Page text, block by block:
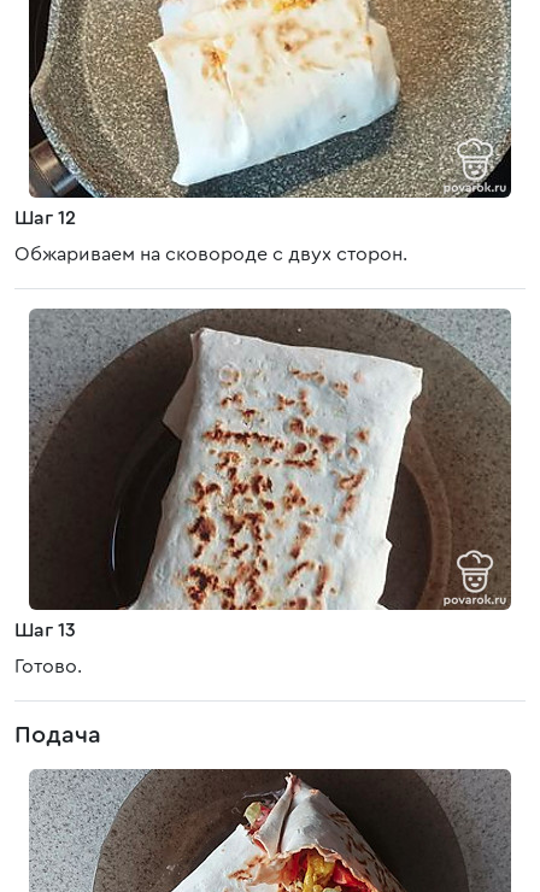
Шаг 12
Обжариваем на сковороде с двух сторон.
Шаг 13
Готово.
Подача